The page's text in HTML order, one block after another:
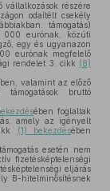
részére
odaítélt csekély
támogatás)
000 eurónak, közúti
egy és ugyanazon
eurónak megfelelő
rendelet 3. cikk (8)
valamint az előző
bruttó
ében foglaltak
amely az igényelt
(1) bekezdésében
esetén nem
fizetésképtelenségi
eljárás
B-hitelminősítésnek